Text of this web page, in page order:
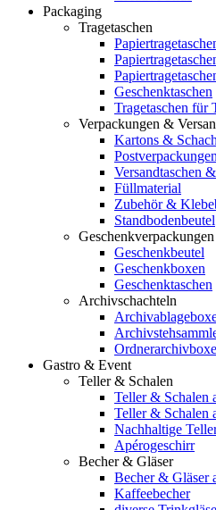
Packaging
Tragetaschen
Geschenktaschen
Tragetaschen für
Verpackungen &
Kartons &
Postverpackungen
Versandtaschen
Füllmaterial
Zubehör &
Standbodenbeutel
Geschenkverpackungen
Geschenkbeutel
Geschenkboxen
Geschenktaschen
Archivschachteln
Gastro & Event
Teller & Schalen
Teller & Schalen
Teller & Schalen
Nachhaltige
Apérogeschirr
Becher & Gläser
Becher & Gläser
Kaffeebecher